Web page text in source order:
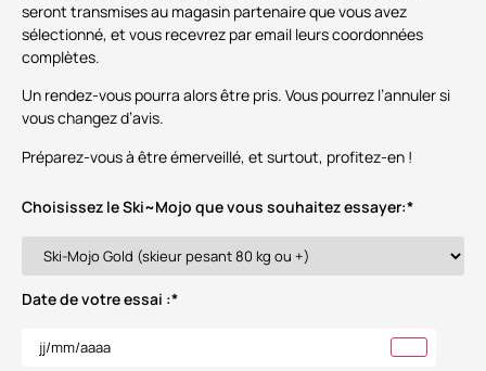
seront transmises au magasin partenaire que vous avez
sélectionné, et vous recevrez par email leurs coordonnées
complètes.
Un rendez-vous pourra alors être pris. Vous pourrez l’annuler si
vous changez d’avis.
Préparez-vous à être émerveillé, et surtout, profitez-en !
Choisissez le Ski~Mojo que vous souhaitez essayer:*
Date de votre essai :*